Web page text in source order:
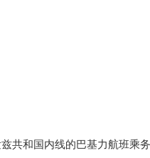
共和国内线的巴基力航班乘